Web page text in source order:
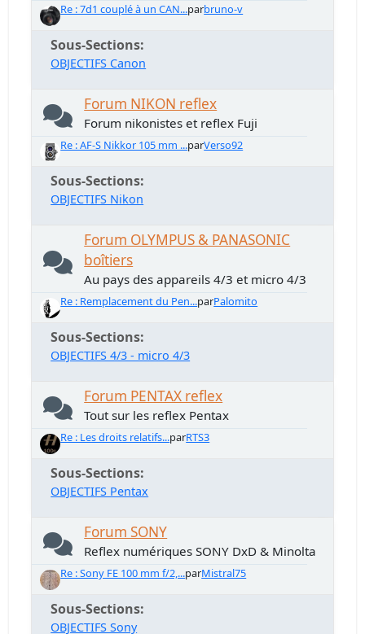
Re : 7d1 couplé à un CAN...parbruno-v
Sous-Sections
OBJECTIFS Canon
Forum NIKON reflex
Forum nikonistes et reflex Fuji
Re : AF-S Nikkor 105 mm ...parVerso92
Sous-Sections
OBJECTIFS Nikon
Forum OLYMPUS & PANASONIC
boîtiers
Au pays des appareils 4/3 et micro 4/3
Re : Remplacement du Pen...parPalomito
Sous-Sections
OBJECTIFS 4/3 - micro 4/3
Forum PENTAX reflex
Tout sur les reflex Pentax
Re : Les droits relatifs...parRTS3
Sous-Sections
OBJECTIFS Pentax
Forum SONY
Reflex numériques SONY DxD & Minolta
Re : Sony FE 100 mm f/2,...parMistral75
Sous-Sections
OBJECTIFS Sony